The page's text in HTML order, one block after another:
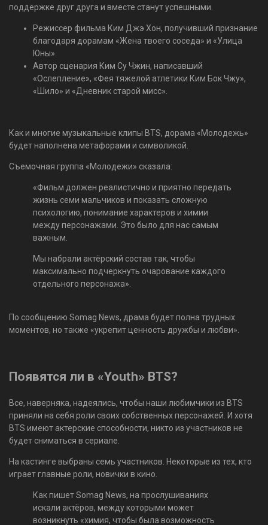
поддержке друг друга и вместе станут успешными.
Режиссер фильма Ким Джэ Хон, получивший признание
благодаря дорамам «Жена твоего соседа» и «Улица
Юны».
Автор сценария Ким Су Чжин, написавший
«Ослепление», «Фея тяжелой атлетики Ким Бок Чжу»,
«Шило» и «Дневник старой мисс».
Как и многие музыкальные клипы BTS, дорама «Молодежь»
будет наполнена метафорами и символикой.
Съемочная группа «Молодежи» сказала:
«Фильм должен реалистично и приятно передать
жизнь семи мальчиков и показать сложную
психологию, понимание характеров и химии
между персонажами. Это было для нас самым
важным.
Мы набрали актёрский состав так, чтобы
максимально подчеркнуть очарование каждого
отдельного персонажа».
По сообщению Somag News, драма будет полна трудных
моментов, но также «укрепит ценность дружбы и любви».
Появятся ли в «Youth» BTS?
Все, наверняка, надеялись, чтобы наши любимчики из BTS
приняли на себя роли своих собственных персонажей. И хотя
BTS имеют актерские способности, никто из участников не
будет сниматься в сериале.
На кастинге выбраны семь участников. Некоторые из тех, кто
играет главные роли, новички в кино.
Как пишет Somag News, на прослушиваниях
искали актёров, между которыми может
возникнуть «химия, чтобы была возможность